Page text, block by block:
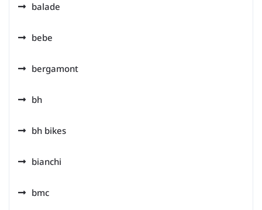
balade
bebe
bergamont
bh
bh bikes
bianchi
bmc